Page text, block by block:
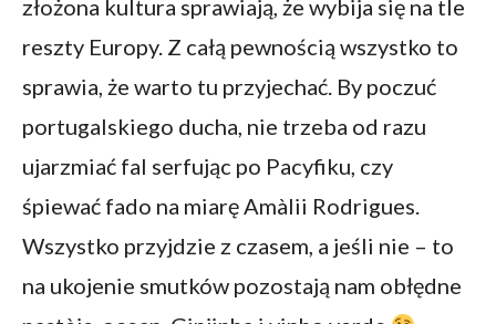
złożona kultura sprawiają, że wybija się na tle
reszty Europy. Z całą pewnością wszystko to
sprawia, że warto tu przyjechać. By poczuć
portugalskiego ducha, nie trzeba od razu
ujarzmiać fal serfując po Pacyfiku, czy
śpiewać fado na miarę Amàlii Rodrigues.
Wszystko przyjdzie z czasem, a jeśli nie – to
na ukojenie smutków pozostają nam obłędne